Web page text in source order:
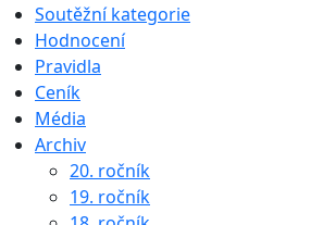
Soutěžní kategorie
Hodnocení
Pravidla
Ceník
Média
Archiv
20. ročník
19. ročník